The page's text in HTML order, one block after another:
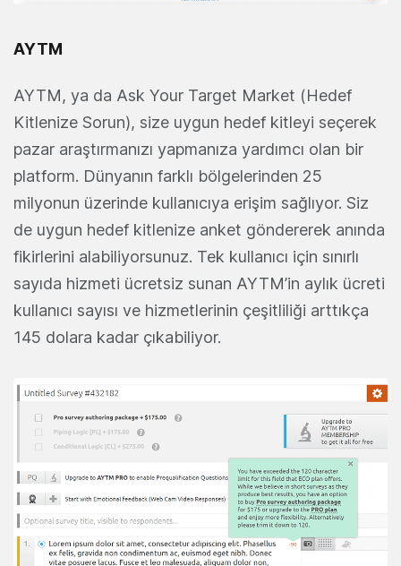
AYTM
AYTM, ya da Ask Your Target Market (Hedef
Kitlenize Sorun), size uygun hedef kitleyi seçerek
pazar araştırmanızı yapmanıza yardımcı olan bir
platform. Dünyanın farklı bölgelerinden 25
milyonun üzerinde kullanıcıya erişim sağlıyor. Siz
de uygun hedef kitlenize anket göndererek anında
fikirlerini alabiliyorsunuz. Tek kullanıcı için sınırlı
sayıda hizmeti ücretsiz sunan AYTM’in aylık ücreti
kullanıcı sayısı ve hizmetlerinin çeşitliliği arttıkça
145 dolara kadar çıkabiliyor.